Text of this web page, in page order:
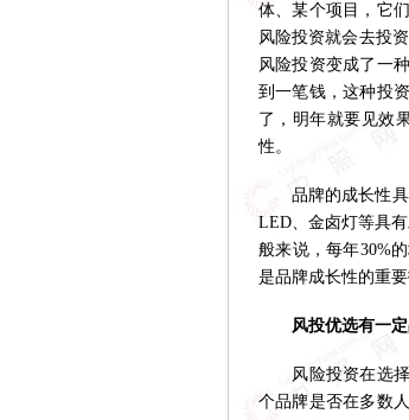
体、某个项目，它
风险投资就会去投
风险投资变成了一
到一笔钱，这种投
了，明年就要见效
性。
品牌的成长性具
LED、金卤灯等具
般来说，每年30%
是品牌成长性的重要
风投优选有一
风险投资在选择
个品牌是否在多数